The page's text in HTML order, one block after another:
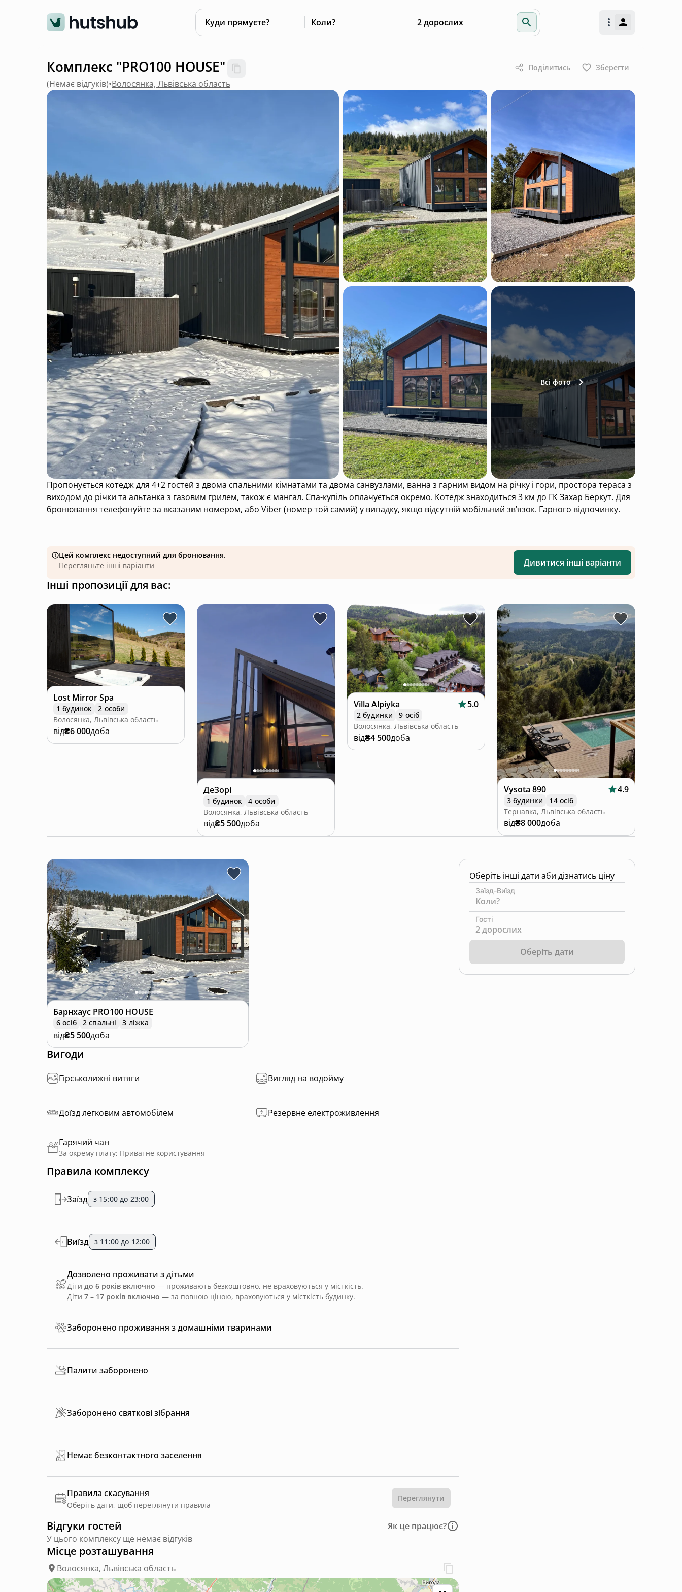
Куди прямуєте? Коли? 2 дорослих
Комплекс "PRO100 HOUSE" Поділитись Зберегти
(Немає відгуків)•Волосянка, Львівська область
Всі фото
Пропонується котедж для 4+2 гостей з двома спальними кімнатами та двома санвузлами, ванна з гарним видом на річку і гори, простора тераса з
виходом до річки та альтанка з газовим грилем, також є мангал. Спа-купіль оплачується окремо. Котедж знаходиться 3 км до ГК Захар Беркут. Для
бронювання телефонуйте за вказаним номером, або Viber (номер той самий) у випадку, якщо відсутній мобільний зв’язок. Гарного відпочинку.
Цей комплекс недоступний для бронювання.
Перегляньте інші варіанти
Дивитися інші варіанти
Інші пропозиції для вас:
Lost Mirror Spa
1 будинок
2 особи
Волосянка, Львівська область
від₴6 000доба
ДеЗорі
1 будинок
4 особи
Волосянка, Львівська область
від₴5 500доба
Villa Alpiyka 5.0
2 будинки
9 осіб
Волосянка, Львівська область
від₴4 500доба
Vysota 890 4.9
3 будинки
14 осіб
Тернавка, Львівська область
від₴8 000доба
Барнхаус PRO100 HOUSE
6 осіб 2 спальні 3 ліжка
від₴5 500доба
Вигоди
Гірськолижні витяги Вигляд на водойму
Доїзд легковим автомобілем Резервне електроживлення
Гарячий чан
За окрему плату; Приватне користування
Правила комплексу
Заборонено проживання з домашніми тваринами
Заїзд з 15:00 до 23:00
Виїзд з 11:00 до 12:00
Дозволено проживати з дітьми
Діти до 6 років включно — проживають безкоштовно, не враховуються у місткість.
Діти 7 – 17 років включно — за повною ціною, враховуються у місткість будинку.
Палити заборонено
Заборонено святкові зібрання
Немає безконтактного заселення
Правила скасування
Оберіть дати, щоб переглянути правила
Переглянути
Відгуки гостей
Як це працює?
У цього комплексу ще немає відгуків
Місце розташування
Волосянка, Львівська область
Оберіть інші дати аби дізнатись ціну
Заїзд-Виїзд
Коли?
Гості
2 дорослих
Оберіть дати